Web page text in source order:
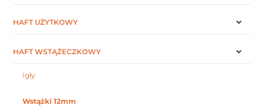
HAFT UŻYTKOWY
HAFT WSTĄŻECZKOWY
Igły
Wstążki 12mm